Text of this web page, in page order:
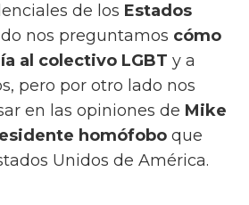
de los Estados
nos preguntamos cómo
al colectivo LGBT y a
pero por otro lado nos
en las opiniones de Mike
homófobo que
Unidos de América.